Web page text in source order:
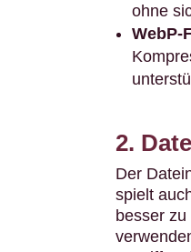
ohne
WebP-
2.
Der
spielt
besser